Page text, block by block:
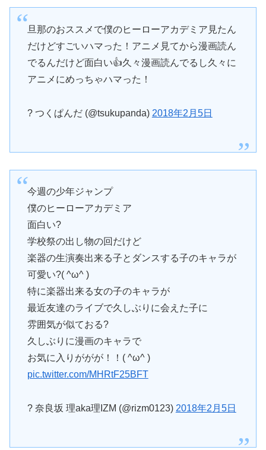
旦那のおススメで僕のヒーローアカデミア見たん
だけどすごいハマった！アニメ見てから漫画読ん
でるんだけど面白い👍久々漫画読んでるし久々に
アニメにめっちゃハマった！
? つくぱんだ (@tsukupanda) 2018年2月5日
今週の少年ジャンプ
僕のヒーローアカデミア
面白い?
学校祭の出し物の回だけど
楽器の生演奏出来る子とダンスする子のキャラが
可愛い?( ^ω^ )
特に楽器出来る女の子のキャラが
最近友達のライブで久しぶりに会えた子に
雰囲気が似ておる?
久しぶりに漫画のキャラで
お気に入りががが！！( ^ω^ )
pic.twitter.com/MHRtF25BFT
? 奈良坂 理aka理IZM (@rizm0123) 2018年2月5日